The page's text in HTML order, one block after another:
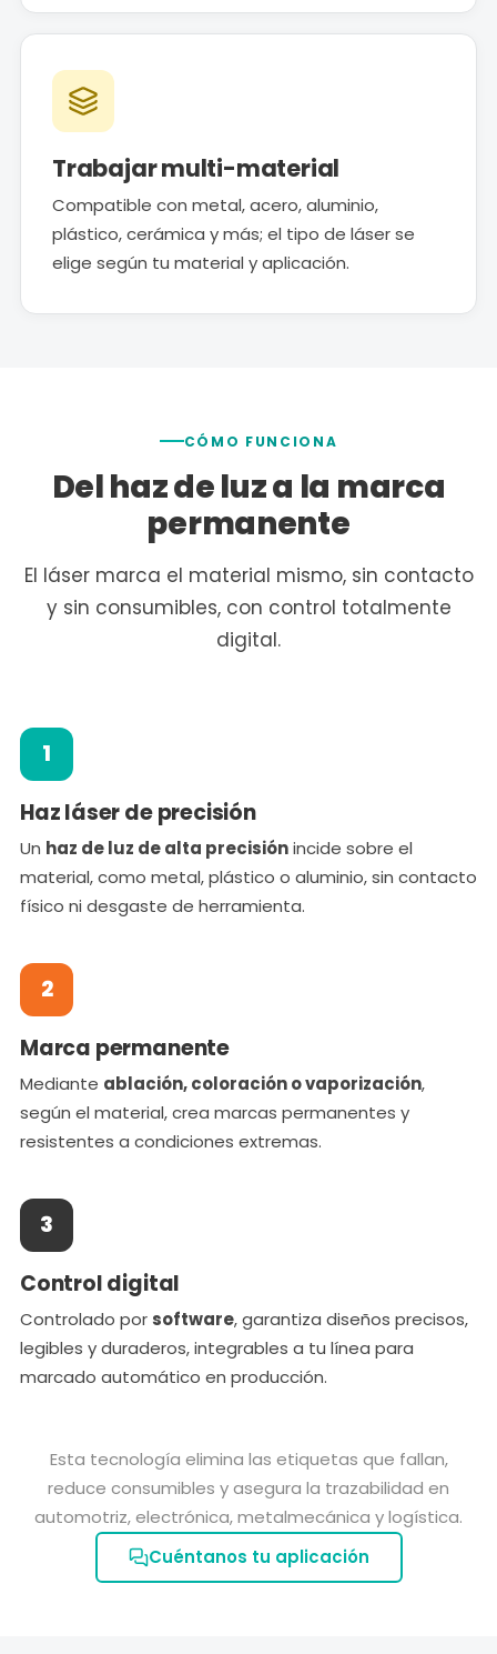
Trabajar multi-material
Compatible con metal, acero, aluminio,
plástico, cerámica y más; el tipo de láser se
elige según tu material y aplicación.
CÓMO FUNCIONA
Del haz de luz a la marca
permanente
El láser marca el material mismo, sin contacto
y sin consumibles, con control totalmente
digital.
1
Haz láser de precisión
Un haz de luz de alta precisiónincide sobre el
material, como metal, plástico o aluminio, sin contacto
físico ni desgaste de herramienta.
2
Marca permanente
Mediante ablación, coloración o vaporización,
según el material, crea marcas permanentes y
resistentes a condiciones extremas.
3
Control digital
Controlado por software, garantiza diseños precisos,
legibles y duraderos, integrables a tu línea para
marcado automático en producción.
Esta tecnología elimina las etiquetas que fallan,
reduce consumibles y asegura la trazabilidad en
automotriz, electrónica, metalmecánica y logística.
Cuéntanos tu aplicación